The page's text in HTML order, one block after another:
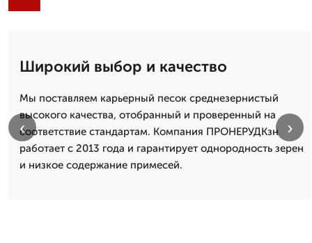
Широкий выбор и качество
Мы поставляем карьерный песок среднезернистый
высокого качества, отобранный и проверенный на
соответствие стандартам. Компания ПРОНЕРУДКзн
работает с 2013 года и гарантирует однородность зерен
и низкое содержание примесей.
‹ ›